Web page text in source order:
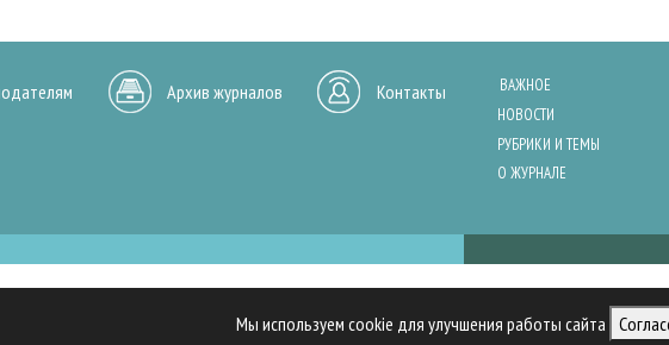
Мы используем cookie для улучшения работы сайта
Архив журналов Контакты
ВАЖНОЕ
НОВОСТИ
РУБРИКИ И ТЕМЫ
О ЖУРНАЛЕ
для улучшения работы нашего сайта, анализа трафика и персонализации контента.